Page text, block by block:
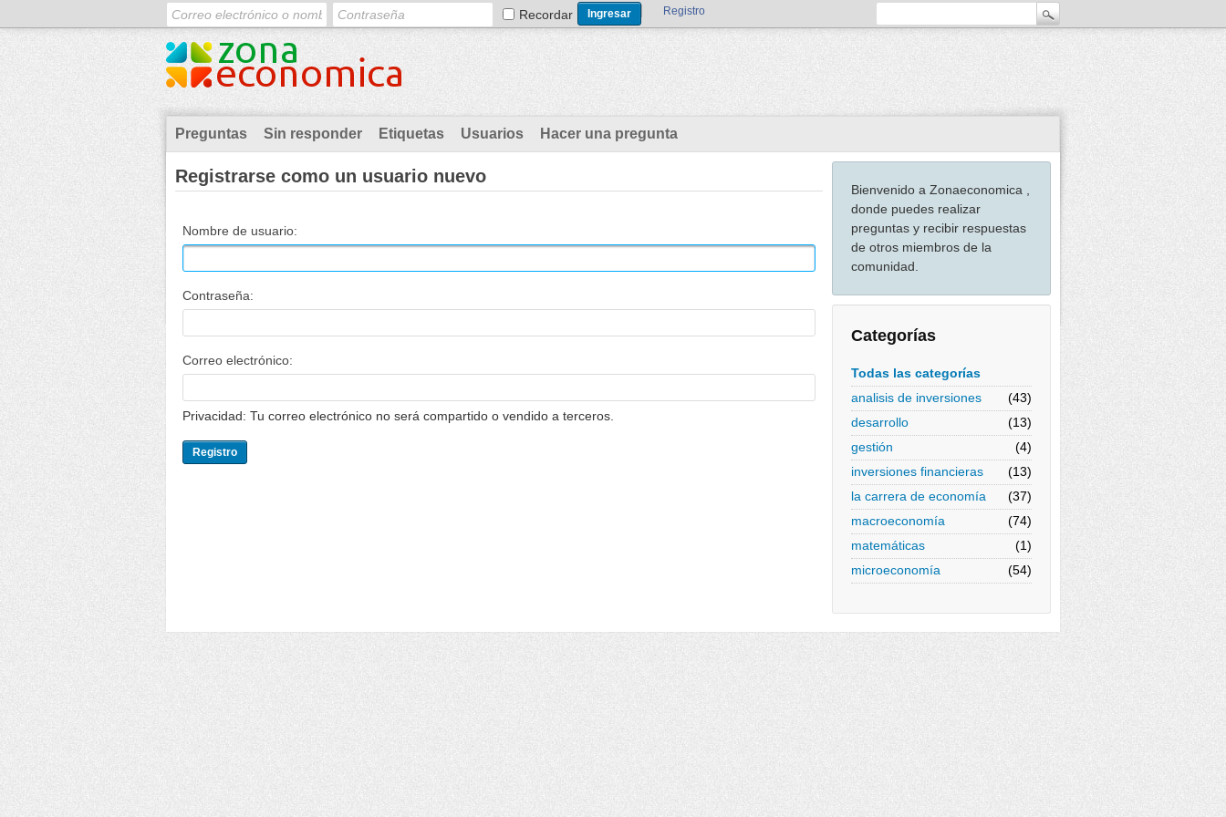
Recordar Registro
Preguntas Sin responder Etiquetas Usuarios Hacer una pregunta
Bienvenido a Zonaeconomica ,
donde puedes realizar
preguntas y recibir respuestas
de otros miembros de la
comunidad.
Categorías
Todas las categorías
analisis de inversiones
(43)
desarrollo
(13)
gestión
(4)
inversiones financieras
(13)
la carrera de economía
(37)
macroeconomía
(74)
matemáticas
(1)
microeconomía
(54)
Registrarse como un usuario nuevo
Nombre de usuario:
Contraseña:
Correo electrónico:
Privacidad: Tu correo electrónico no será compartido o vendido a terceros.